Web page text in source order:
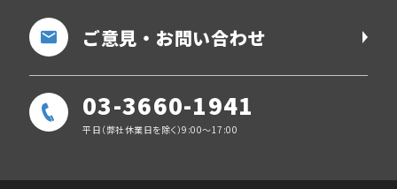
ご意見・お問い合わせ
03-3660-1941
平日（弊社休業日を除く）9:00～17:00